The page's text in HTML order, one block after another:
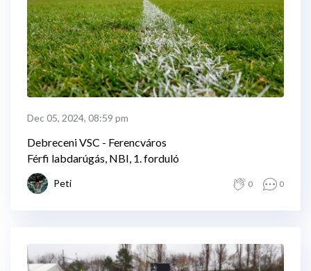
Dec 05, 2024, 08:59 pm
Debreceni VSC - Ferencváros
Férfi labdarúgás, NBI, 1. forduló
Peti 0 0